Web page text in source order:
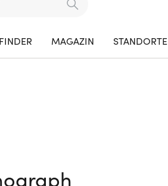
MAGAZIN STANDORTE